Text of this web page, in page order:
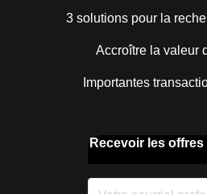
3 solutions pour la
Accroître la valeur
Importantes
Recevoir les offres